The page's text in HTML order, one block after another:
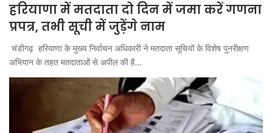
हरियाणा में मतदाता दो दिन में जमा करें गणना
प्रपत्र, तभी सूची में जुड़ेंगे नाम
चंडीगढ़ हरियाणा के मुख्य निर्वाचन अधिकारी ने मतदाता सूचियों के विशेष पुनरीक्षण
अभियान के तहत मतदाताओं से अपील की है…